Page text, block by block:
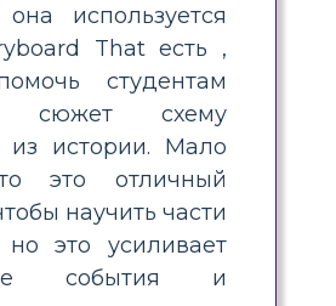
используется
That есть ,
студентам
сюжет схему
из истории. Мало
это отличный
научить части
это усиливает
события и